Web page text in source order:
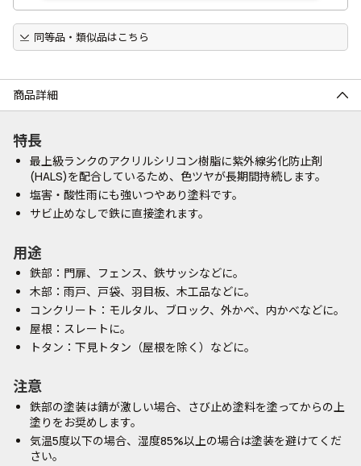
同等品・類似品はこちら
商品詳細
特長
最上級ランクのアクリルシリコン樹脂に紫外線劣化防止剤
(HALS)を配合しているため、色ツヤが長期間持続します。
塩害・酸性雨にも強いつやあり塗料です。
サビ止めなしで鉄に直接塗れます。
用途
鉄部：門扉、フェンス、鉄サッシなどに。
木部：雨戸、戸袋、羽目板、木工品などに。
コンクリート：モルタル、ブロック、外かべ、内かべなどに。
屋根：スレートに。
トタン：下見トタン（屋根を除く）などに。
注意
鉄部の塗装は錆が激しい場合、さび止め塗料を塗ってからの上
塗りをお奨めします。
気温5度以下の場合、湿度85%以上の場合は塗装を避けてくだ
さい。